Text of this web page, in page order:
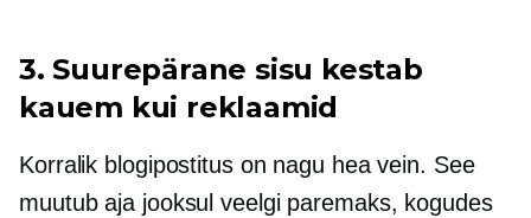
3. Suurepärane sisu kestab
kauem kui reklaamid
Korralik blogipostitus on nagu hea vein. See
muutub aja jooksul veelgi paremaks, kogudes